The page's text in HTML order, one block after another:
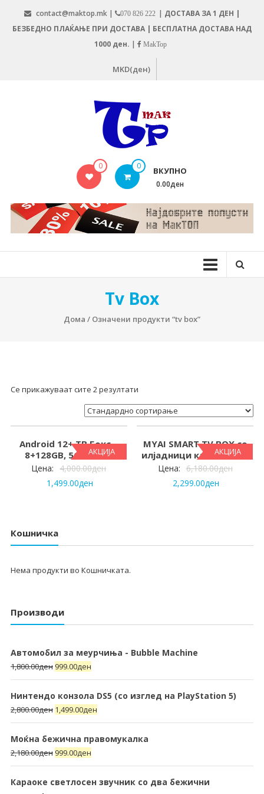
content
contact@maktop.mk | 070 826 222 | ДОСТАВА ЗА 1 ДЕН |
БЕЗБЕДНО ПЛАЌАЊЕ ПРИ ДОСТАВА | БЕСПЛАТНА ДОСТАВА НАД
1000 ден. | MakTop
MKD(ден)
MAKTOP.MK
0 0 ВКУПНО
0.00ден
Tv Box
Дома / Означени продукти “tv box”
Се прикажуваат сите 2 резултати
АКЦИЈА
Android 12+ ТВ Бокс –
8+128GB, 5G, 4 core
Цена: 4,000.00ден
1,499.00ден
АКЦИЈА
MYAI SMART TV BOX со
илјадници канали + 5G
Цена: 6,180.00ден
2,299.00ден
Кошничка
Нема продукти во Кошничката.
Производи
Автомобил за меурчиња - Bubble Machine
1,800.00ден 999.00ден
Нинтендо конзола DS5 (со изглед на PlayStation 5)
2,800.00ден 1,499.00ден
Моќна бежична правомукалка
2,180.00ден 999.00ден
Караоке светлосен звучник со два бежични